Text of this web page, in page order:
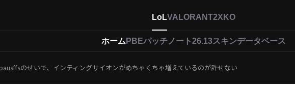
LoLVALORANT2XKO
ホーム PBEパッチノート26.13スキンデータベース
のせいで、インティングサイオンがめちゃくちゃ増えているのが許せない